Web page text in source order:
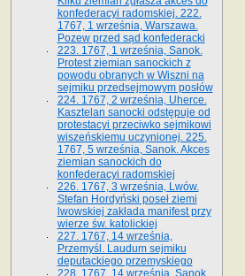
konfederacyi radomskiej. 222.
1767, 1 września, Warszawa.
Pozew przed sąd konfederacki
223. 1767, 1 września, Sanok.
Protest ziemian sanockich z
powodu obranych w Wiszni na
sejmiku przedsejmo­wym posłów
224. 1767, 2 września, Uherce.
Kasztelan sanocki odstępuje od
protestacyi przeciwko sejmikowi
wiszeńskiemu uczynionej. 225.
1767, 5 września, Sanok. Akces
ziemian sanockich do
konfederacyi radomskiej
226. 1767, 3 września, Lwów.
Stefan Hordyński poseł ziemi
lwowskiej zakłada manifest przy
wierze św. ka­tolickiej
227. 1767, 14 września,
Przemyśl. Laudum sejmiku
deputackiego przemyskiego
228. 1767, 14 września, Sanok.